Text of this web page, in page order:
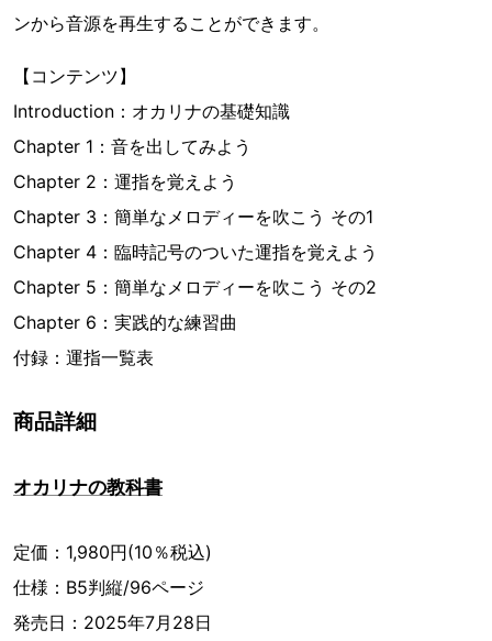
ンから音源を再生することができます。
【コンテンツ】
Introduction：オカリナの基礎知識
Chapter 1：音を出してみよう
Chapter 2：運指を覚えよう
Chapter 3：簡単なメロディーを吹こう その1
Chapter 4：臨時記号のついた運指を覚えよう
Chapter 5：簡単なメロディーを吹こう その2
Chapter 6：実践的な練習曲
付録：運指一覧表
商品詳細
オカリナの教科書
定価：1,980円(10％税込)
仕様：B5判縦/96ページ
発売日：2025年7月28日